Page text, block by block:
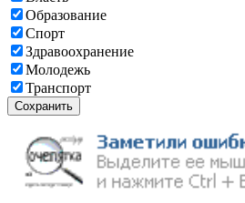
Образование
Спорт
Здравоохранение
Молодежь
Транспорт
Сохранить